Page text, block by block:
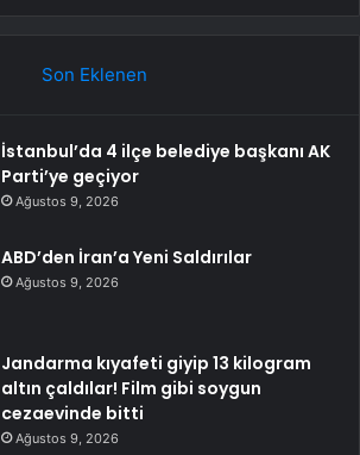
Son Eklenen
İstanbul’da 4 ilçe belediye başkanı AK
Parti’ye geçiyor
Ağustos 9, 2026
ABD’den İran’a Yeni Saldırılar
Ağustos 9, 2026
Jandarma kıyafeti giyip 13 kilogram
altın çaldılar! Film gibi soygun
cezaevinde bitti
Ağustos 9, 2026